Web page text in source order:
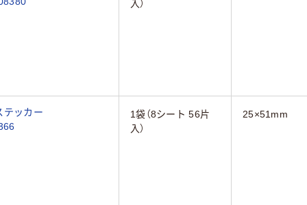
入）
テッカー
シート(56片) 08366
1袋（8シート 56片
入）
25×51mm